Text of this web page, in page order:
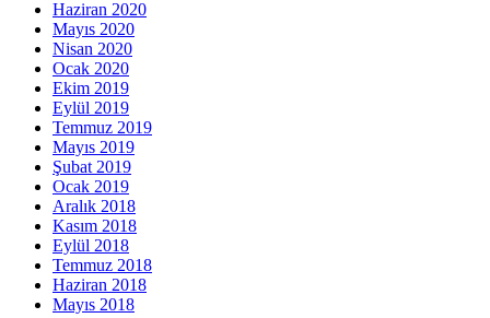
Haziran 2020
Mayıs 2020
Nisan 2020
Ocak 2020
Ekim 2019
Eylül 2019
Temmuz 2019
Mayıs 2019
Şubat 2019
Ocak 2019
Aralık 2018
Kasım 2018
Eylül 2018
Temmuz 2018
Haziran 2018
Mayıs 2018